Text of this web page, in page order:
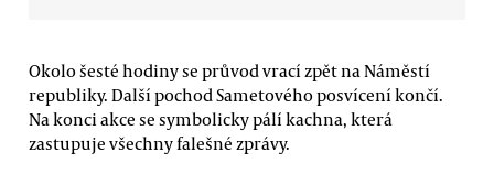
Okolo šesté hodiny se průvod vrací zpět na Náměstí
republiky. Další pochod Sametového posvícení končí.
Na konci akce se symbolicky pálí kachna, která
zastupuje všechny falešné zprávy.